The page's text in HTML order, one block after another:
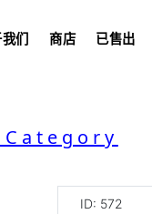
们 商店 已售出
ID: 572